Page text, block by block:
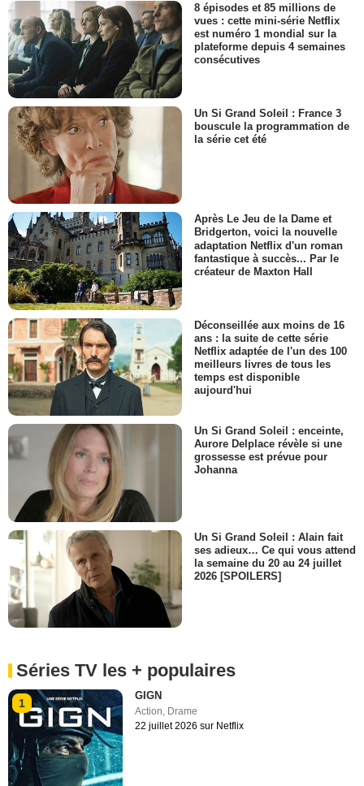
8 épisodes et 85 millions de
vues : cette mini-série Netflix
est numéro 1 mondial sur la
plateforme depuis 4 semaines
consécutives
Un Si Grand Soleil : France 3
bouscule la programmation de
la série cet été
Après Le Jeu de la Dame et
Bridgerton, voici la nouvelle
adaptation Netflix d'un roman
fantastique à succès... Par le
créateur de Maxton Hall
Déconseillée aux moins de 16
ans : la suite de cette série
Netflix adaptée de l'un des 100
meilleurs livres de tous les
temps est disponible
aujourd'hui
Un Si Grand Soleil : enceinte,
Aurore Delplace révèle si une
grossesse est prévue pour
Johanna
Un Si Grand Soleil : Alain fait
ses adieux… Ce qui vous attend
la semaine du 20 au 24 juillet
2026 [SPOILERS]
Séries TV les + populaires
1
GIGN
Action, Drame
22 juillet 2026 sur Netflix